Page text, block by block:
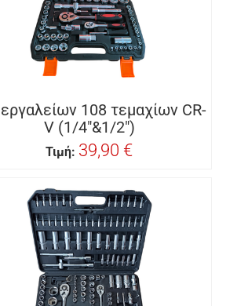
108 τεμαχίων CR-
V (1/4"&1/2")
Τιμή: 39,90 €